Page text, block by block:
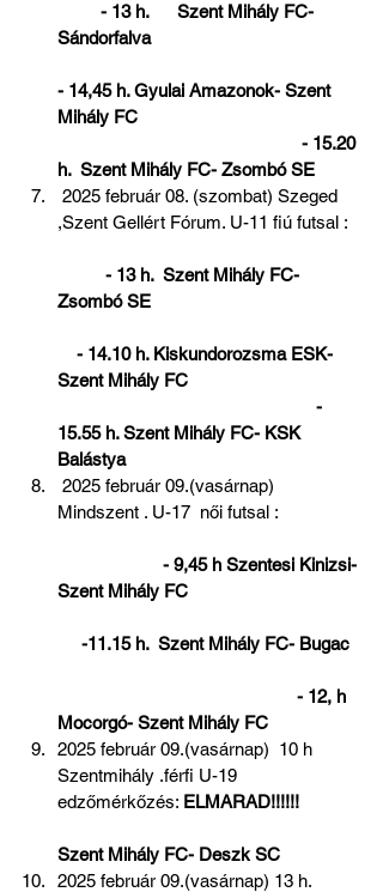
- 13 h.      Szent Mihály FC-
Sándorfalva
- 14,45 h. Gyulai Amazonok- Szent
Mihály FC
                                                   - 15.20
h.  Szent Mihály FC- Zsombó SE
,Szent Gellért Fórum. U-11 fiú futsal :
- 13 h.  Szent Mihály FC-
Zsombó SE
    - 14.10 h. Kiskundorozsma ESK-
Szent Mihály FC
                                                      -
15.55 h. Szent Mihály FC- KSK
Balástya
Mindszent . U-17  női futsal :
  - 9,45 h Szentesi Kinizsi-
Szent Mihály FC
     -11.15 h.  Szent Mihály FC- Bugac
                                                  - 12, h
Mocorgó- Szent Mihály FC
2025 február 09.(vasárnap)  10 h
Szentmihály .férfi U-19
edzőmérkőzés: ELMARAD!!!!!!
Szent Mihály FC- Deszk SC
2025 február 09.(vasárnap) 13 h.